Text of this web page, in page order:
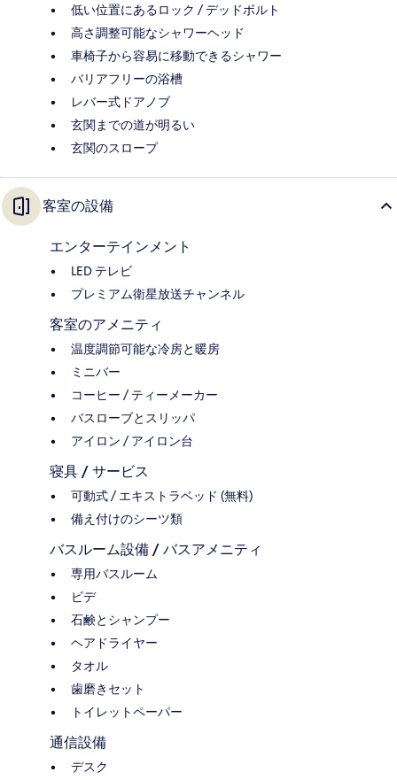
低い位置にあるロック / デッドボルト
高さ調整可能なシャワーヘッド
車椅子から容易に移動できるシャワー
バリアフリーの浴槽
レバー式ドアノブ
玄関までの道が明るい
玄関のスロープ
客室の設備
エンターテインメント
LED テレビ
プレミアム衛星放送チャンネル
客室のアメニティ
温度調節可能な冷房と暖房
ミニバー
コーヒー / ティーメーカー
バスローブとスリッパ
アイロン / アイロン台
寝具 / サービス
可動式 / エキストラベッド (無料)
備え付けのシーツ類
バスルーム設備 / バスアメニティ
専用バスルーム
ビデ
石鹸とシャンプー
ヘアドライヤー
タオル
歯磨きセット
トイレットペーパー
通信設備
デスク